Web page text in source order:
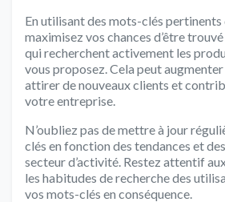
En utilisant des mots-clés pertinents
maximisez vos chances d’être
qui recherchent activement les
vous proposez. Cela peut
attirer de nouveaux clients et
votre entreprise.
N’oubliez pas de mettre à jour
clés en fonction des tendances et
secteur d’activité. Restez attentif
les habitudes de recherche des
vos mots-clés en conséquence.